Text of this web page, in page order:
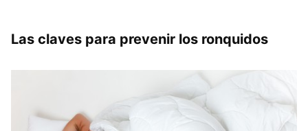
Las claves para prevenir los ronquidos